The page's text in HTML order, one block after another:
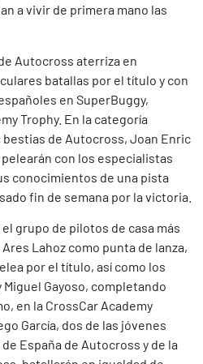
a vivir de primera mano las
Autocross aterriza en
batallas por el título y con
en SuperBuggy,
Trophy. En la categoría
de Autocross, Joan Enric
pelearán con los especialistas
conocimientos de una pista
fin de semana por la victoria.
grupo de pilotos de casa más
Lahoz como punta de lanza,
por el título, así como los
Gayoso, completando
en la CrossCar Academy
García, dos de las jóvenes
España de Autocross y de la